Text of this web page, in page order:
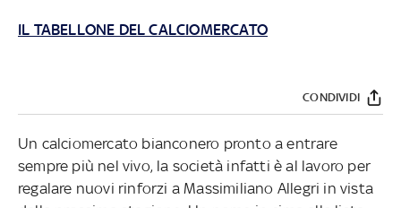
IL TABELLONE DEL CALCIOMERCATO
CONDIVIDI
Un calciomercato bianconero pronto a entrare
sempre più nel vivo, la società infatti è al lavoro per
regalare nuovi rinforzi a Massimiliano Allegri in vista